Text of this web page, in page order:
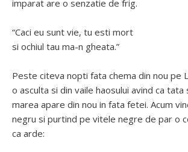
imparat are o senzatie de frig.
“Caci eu sunt vie, tu esti mort
si ochiul tau ma-n gheata.”
Peste citeva nopti fata chema din nou pe
o asculta si din vaile haosului avind ca tata
marea apare din nou in fata fetei. Acum
negru si purtind pe vitele negre de par o
ca arde: